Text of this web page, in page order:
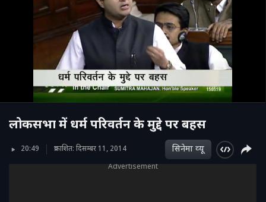
लोकसभा में धर्म परिवर्तन के मुद्दे पर बहस
20:49 प्रकाशित: दिसम्बर 11, 2014 सिनेमा व्‍यू
Advertisement